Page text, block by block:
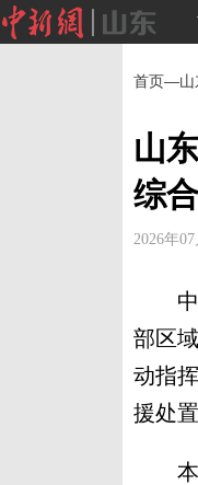
首页—山
山
综
2026年
中新
部区
动指
援处
本次